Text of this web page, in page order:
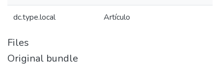
dc.type.local Artículo
Files
Original bundle